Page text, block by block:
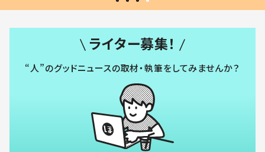
ライター募集！
“人”のグッドニュースの取材・執筆をしてみませんか？